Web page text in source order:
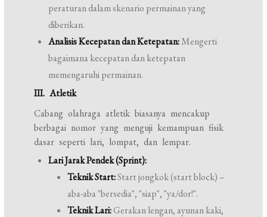
peraturan dalam skenario permainan yang
diberikan.
Analisis Kecepatan dan Ketepatan:Mengerti
bagaimana kecepatan dan ketepatan
memengaruhi permainan.
III. Atletik
Cabang olahraga atletik biasanya mencakup
berbagai nomor yang menguji kemampuan fisik
dasar seperti lari, lompat, dan lempar.
Lari Jarak Pendek (Sprint):
Teknik Start:Start jongkok (start block) –
aba-aba "bersedia", "siap", "ya/dor!".
Teknik Lari:Gerakan lengan, ayunan kaki,